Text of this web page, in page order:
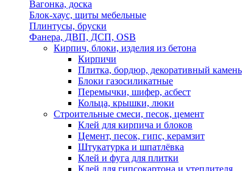
Вагонка, доска
Блок-хаус, щиты мебельные
Плинтусы, бруски
Фанера, ДВП, ДСП, OSB
Кирпич, блоки, изделия из бетона
Кирпичи
Плитка, бордюр, декоративный камень
Блоки газосиликатные
Перемычки, шифер, асбест
Кольца, крышки, люки
Строительные смеси, песок, цемент
Клей для кирпича и блоков
Цемент, песок, гипс, керамзит
Штукатурка и шпатлёвка
Клей и фуга для плитки
Клей для гипсокартона и утеплителя